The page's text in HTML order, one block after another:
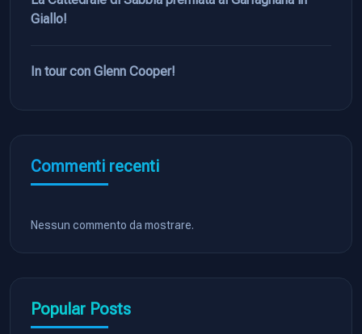
Giallo!
In tour con Glenn Cooper!
Commenti recenti
Nessun commento da mostrare.
Popular Posts